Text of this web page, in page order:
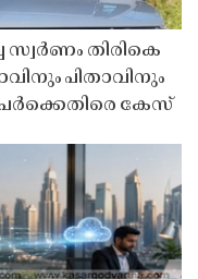
തിരികെ
പിതാവിനും
കേസ്